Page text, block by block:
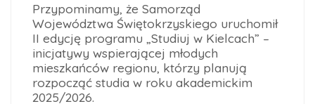
Przypominamy, że Samorząd
Województwa Świętokrzyskiego uruchomił
II edycję programu „Studiuj w Kielcach” –
inicjatywy wspierającej młodych
mieszkańców regionu, którzy planują
rozpocząć studia w roku akademickim
2025/2026.